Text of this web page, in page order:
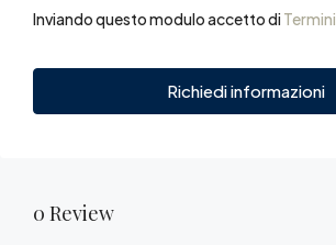
Inviando questo modulo accetto di
Richiedi informazioni
0 Review